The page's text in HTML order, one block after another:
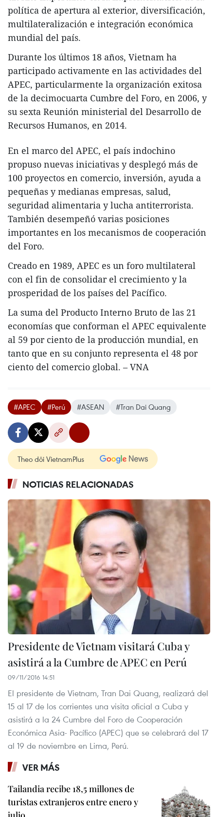
económica, industrias auxiliares, formación de
recursos humanos, turismo, adaptación al
cambio climático y gestión de fuentes hídricas.
También profundizará los nexos entre Vietnam
y sus socios principales, y estimulará las
actividades de negocios e inversión de
empresas de APEC en esta nación.
Vietnam ingresó en APEC en 1998, lo que marcó
un hito importante en la implementación de la
política de apertura al exterior, diversificación,
multilateralización e integración económica
mundial del país.
Durante los últimos 18 años, Vietnam ha
participado activamente en las actividades del
APEC, particularmente la organización exitosa
de la decimocuarta Cumbre del Foro, en 2006, y
su sexta Reunión ministerial del Desarrollo de
Recursos Humanos, en 2014.
En el marco del APEC, el país indochino
propuso nuevas iniciativas y desplegó más de
100 proyectos en comercio, inversión, ayuda a
pequeñas y medianas empresas, salud,
seguridad alimentaria y lucha antiterrorista.
También desempeñó varias posiciones
importantes en los mecanismos de cooperación
Creado en 1989, APEC es un foro multilateral
con el fin de consolidar el crecimiento y la
prosperidad de los países del Pacífico.
La suma del Producto Interno Bruto de las 21
economías que conforman el APEC equivalente
al 59 por ciento de la producción mundial, en
tanto que en su conjunto representa el 48 por
ciento del comercio global. – VNA
#APEC #Perú #ASEAN #Tran Dai Quang
Theo dõi VietnamPlus
NOTICIAS RELACIONADAS
Presidente de Vietnam visitará Cuba y
asistirá a la Cumbre de APEC en Perú
09/11/2016 14:51